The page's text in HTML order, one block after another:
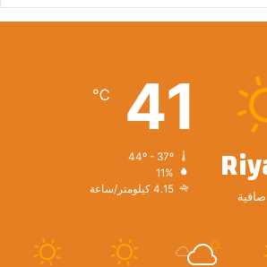
41
℃
11%
4.15 كيلومتر/ساعة